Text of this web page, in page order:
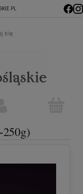
się